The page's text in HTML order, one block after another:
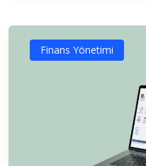
Finans Yönetimi